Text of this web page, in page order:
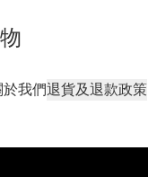
於我們退貨及退款政策